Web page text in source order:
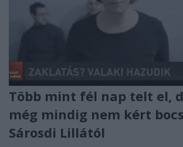
Több mint fél nap telt el,
még mindig nem kért
Sárosdi Lillától